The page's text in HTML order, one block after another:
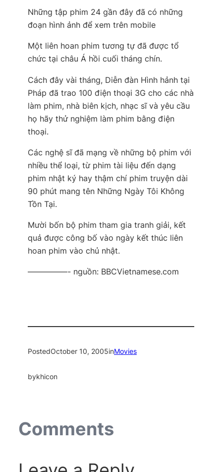
Những tập phim 24 gần đây đã có những
đoạn hình ảnh để xem trên mobile
Một liên hoan phim tương tự đã được tổ
chức tại châu Á hồi cuối tháng chín.
Cách đây vài tháng, Diễn đàn Hình hảnh tại
Pháp đã trao 100 điện thoại 3G cho các nhà
làm phim, nhà biên kịch, nhạc sĩ và yêu cầu
họ hãy thử nghiệm làm phim bằng điện
thoại.
Các nghệ sĩ đã mạng về những bộ phim với
nhiều thể loại, từ phim tài liệu đến dạng
phim nhật ký hay thậm chí phim truyện dài
90 phút mang tên Những Ngày Tôi Không
Tồn Tại.
Mười bốn bộ phim tham gia tranh giải, kết
quả được công bố vào ngày kết thúc liên
hoan phim vào chủ nhật.
—————- nguồn: BBCVietnamese.com
PostedOctober 10, 2005inMovies
bykhicon
Comments